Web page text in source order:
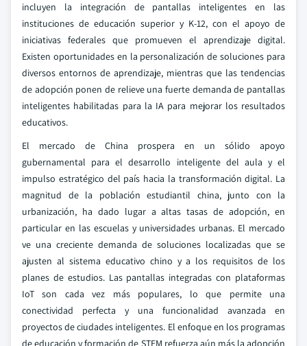
incluyen la integración de pantallas inteligentes en las
instituciones de educación superior y K-12, con el apoyo de
iniciativas federales que promueven el aprendizaje digital.
Existen oportunidades en la personalización de soluciones para
diversos entornos de aprendizaje, mientras que las tendencias
de adopción ponen de relieve una fuerte demanda de pantallas
inteligentes habilitadas para la IA para mejorar los resultados
educativos.
El mercado de China prospera en un sólido apoyo
gubernamental para el desarrollo inteligente del aula y el
impulso estratégico del país hacia la transformación digital. La
magnitud de la población estudiantil china, junto con la
urbanización, ha dado lugar a altas tasas de adopción, en
particular en las escuelas y universidades urbanas. El mercado
ve una creciente demanda de soluciones localizadas que se
ajusten al sistema educativo chino y a los requisitos de los
planes de estudios. Las pantallas integradas con plataformas
IoT son cada vez más populares, lo que permite una
conectividad perfecta y una funcionalidad avanzada en
proyectos de ciudades inteligentes. El enfoque en los programas
de educación y formación de STEM refuerza aún más la adopción